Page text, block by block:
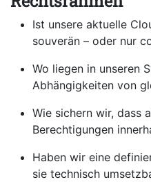
Ist unsere aktuelle
souverän – oder nur
Wo liegen in unseren
Abhängigkeiten von
Wie sichern wir, dass
Berechtigungen
Haben wir eine
sie technisch